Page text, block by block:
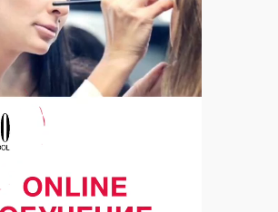
в ТРЦ «Skymall»